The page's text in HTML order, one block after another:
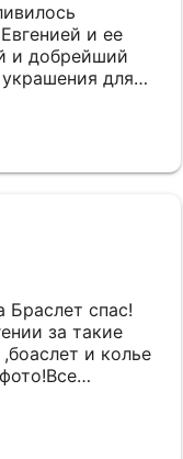
и ее
и добрейший
для
с молитвой и
огромное
доброго 🌹
Браслет спас!
за такие
и колье
лучше чем в
большое за
это прям во